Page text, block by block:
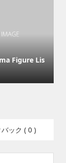
Figure Lis
バック ( 0 )